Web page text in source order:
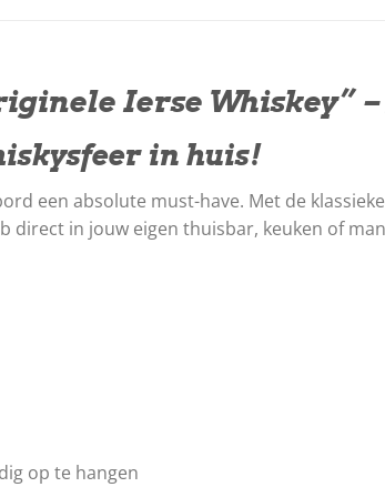
Ierse Whiskey” –
in huis!
een absolute must-have. Met de
direct in jouw eigen thuisbar, keuken of
op te hangen